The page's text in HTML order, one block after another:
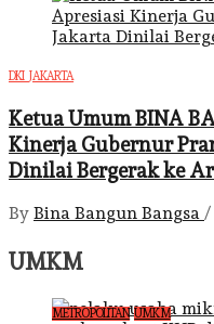
DKI JAKARTA
Ketua Umum BINA
Kinerja Gubernur
Dinilai Bergerak ke
By Bina Bangun Bangsa /
UMKM
METROPOLITAN UMKM